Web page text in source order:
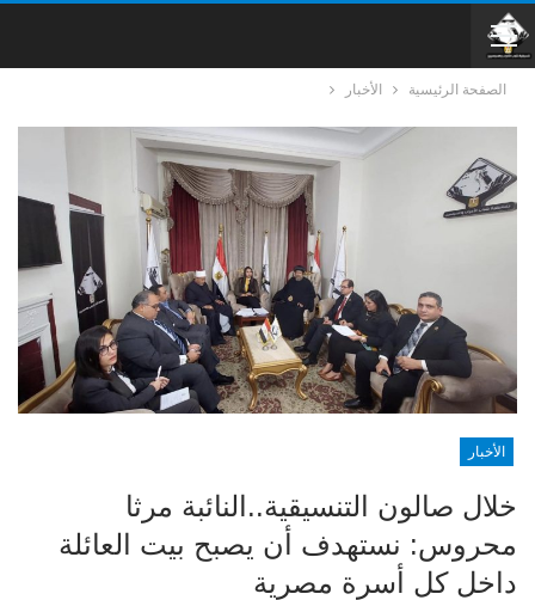
الصفحة الرئيسية الأخبار
الأخبار
خلال صالون التنسيقية..النائبة مرثا
محروس: نستهدف أن يصبح بيت العائلة
داخل كل أسرة مصرية